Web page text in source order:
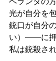
光が自分を
銃口が自分
い）——に押
私は銃殺さ